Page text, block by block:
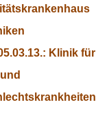
Klinik für